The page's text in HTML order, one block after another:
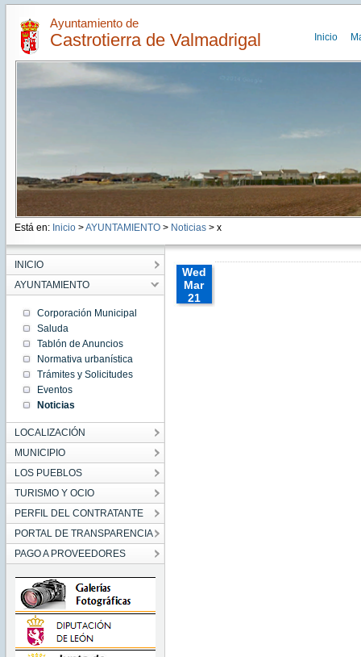
Ayuntamiento de
Castrotierra de Valmadrigal Inicio
Está en: Inicio >AYUNTAMIENTO> Noticias> x
INICIO
AYUNTAMIENTO
Corporación Municipal
Saluda
Tablón de Anuncios
Normativa urbanística
Trámites y Solicitudes
Eventos
Noticias
LOCALIZACIÓN
MUNICIPIO
LOS PUEBLOS
TURISMO Y OCIO
PERFIL DEL CONTRATANTE
PORTAL DE TRANSPARENCIA
PAGO A PROVEEDORES
Wed
Mar
21